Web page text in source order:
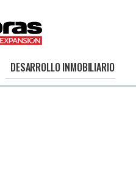
DESARROLLO INMOBILIARIO